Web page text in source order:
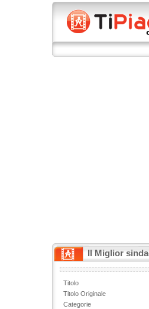
Il Miglior
Titolo
Titolo Originale
Categorie